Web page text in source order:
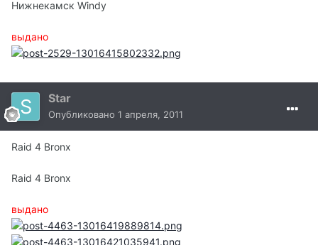
Нижнекамск Windy
выдано
Star
Опубликовано 1 апреля, 2011
Raid 4 Bronx
Raid 4 Bronx
выдано